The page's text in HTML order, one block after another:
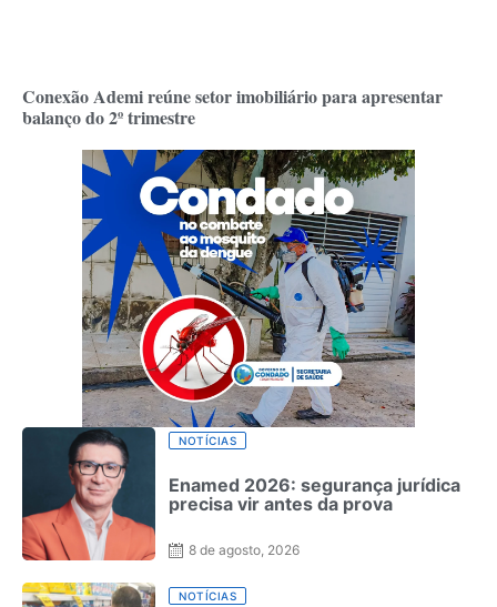
Conexão Ademi reúne setor imobiliário para apresentar
balanço do 2º trimestre
NOTÍCIAS
Enamed 2026: segurança jurídica
precisa vir antes da prova
8 de agosto, 2026
NOTÍCIAS